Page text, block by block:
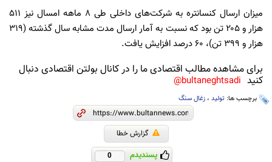
میزان ارسال کنسانتره به شرکت‌های داخلی طی ۸ ماهه امسال نیز ۵۱۱
هزار و ۲۰۵ تن بود که نسبت به آمار ارسال مدت مشابه سال گذشته (۳۱۹
هزار و ۳۹۹ تن)، ۶۰ درصد افزایش یافت.
برای مشاهده مطالب اقتصادی ما را در کانال بولتن اقتصادی دنبال
کنید bultaneghtsadi@
برچسب ها: تولید ، زغال سنگ
گزارش خطا
پسندیدم 0